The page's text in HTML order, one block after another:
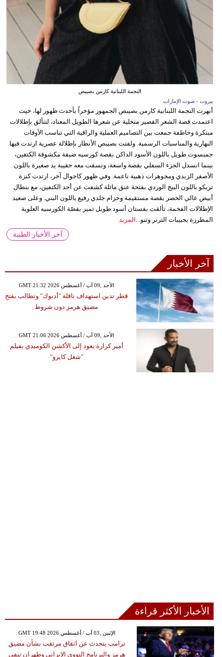
النجمة اللبنانية كارمن بصيبص
بيروت - صوت الإمارات
أبهرت النجمة اللبنانية كارمن بصيبص الجمهور مؤخراً بأحدث ظهور لها، حيث
اعتمدت قصة الشعر القصير متخلية عن شعرها الطويل المعتاد، لتتألق بإطلالات
مبتكرة وخاطفة جمعت بين التصاميم العملية والراقية التي تناسب الأوقات
النهارية والمناسبات الرسمية. ولفتت بصيبص الأنظار بإطلالة عصرية ارتدت فيها
جمبسوت طويل باللون الأسود الداكن بقصة كورسيه ضيقة مكشوفة الكتفين،
بينما انسدل الجزء السفلي بقصة واسعة، ونسقت معه حقيبة يد صغيرة باللون
الأصفر الزبدي ومجوهرات ذهبية ناعمة. وفي ظهور كاجوال آخر، ارتدت كنزة
تريكو باللون البيج الوردي بفتحة عنق مائلة كشفت عن أحد الكتفين، مع بنطال
أبيض عالي الخصر بقصة مستقيمة وحزام جلدي رفيع باللون البني. وعلى صعيد
الإطلالات الفخمة، تألقت بفستان أسود طويل تميز بقصّة الكورسيه العلوية
المطرزة بحبيبات الترتر وتنو... المزيد
آخر الأخبار الطبية
آخر الأخبار
GMT 21:32 2026 الأحد ,09 آب / أغسطس
قطر تدين استهداف ناقلة "أدنوك" وتطالب بفتح
مضيق هرمز دون شروط
GMT 21:06 2026 الأحد ,09 آب / أغسطس
أمير كرارة يعود إلى الأكشن الكوميدي بفيلم
"شغل كايرو"
الأخبار الأكثر قراءة
GMT 19:48 2026 الإثنين ,03 آب / أغسطس
ترامب يتحدث عن اتفاق مرتقب بشأن مضيق
هرمز والبرنامج النووي الإيراني وطهران تنفي